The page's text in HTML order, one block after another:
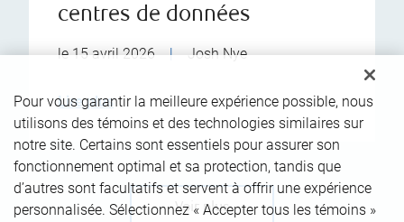
centres de données
le 15 avril 2026 | Josh Nye
Lire plus
Voir plus
Pour vous garantir la meilleure expérience possible, nous
utilisons des témoins et des technologies similaires sur
notre site. Certains sont essentiels pour assurer son
fonctionnement optimal et sa protection, tandis que
d’autres sont facultatifs et servent à offrir une expérience
personnalisée. Sélectionnez « Accepter tous les témoins »